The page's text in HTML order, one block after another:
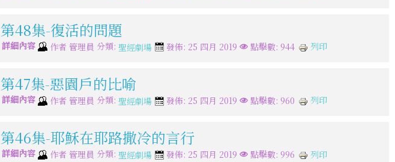
第48集-復活的問題
詳細內容 作者 管理員 分類: 聖經劇場 發佈: 25 四月 2019 點擊數: 944 列印
第47集-惡園戶的比喻
詳細內容 作者 管理員 分類: 聖經劇場 發佈: 25 四月 2019 點擊數: 960 列印
第46集-耶穌在耶路撒冷的言行
詳細內容 作者 管理員 分類: 聖經劇場 發佈: 25 四月 2019 點擊數: 996 列印